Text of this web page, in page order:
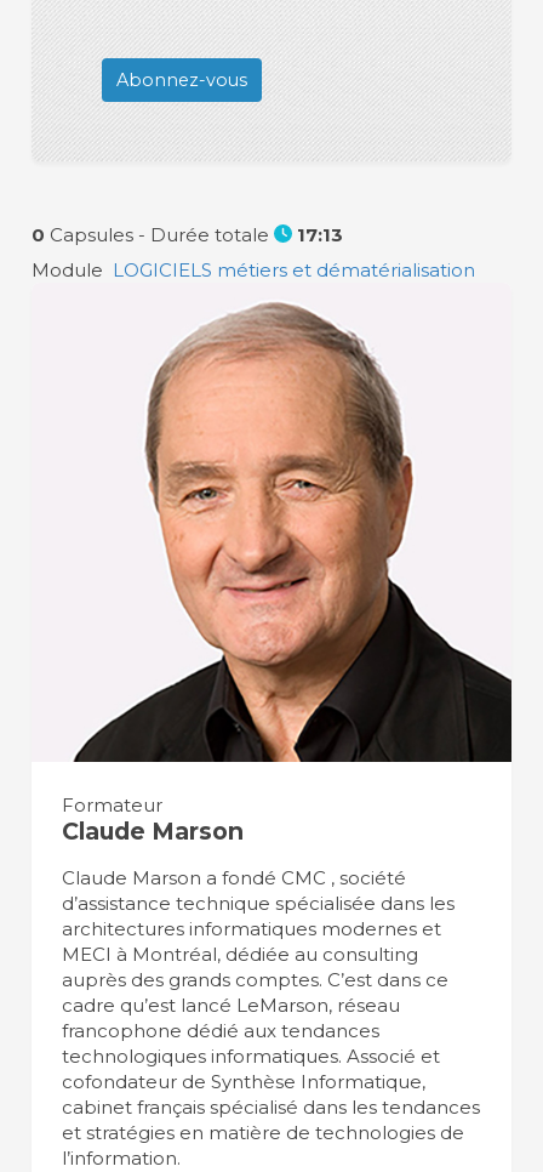
Abonnez-vous
Formateur
Claude Marson
Claude Marson a fondé CMC , société
d’assistance technique spécialisée dans les
architectures informatiques modernes et
MECI à Montréal, dédiée au consulting
auprès des grands comptes. C’est dans ce
cadre qu’est lancé LeMarson, réseau
francophone dédié aux tendances
technologiques informatiques. Associé et
cofondateur de Synthèse Informatique,
cabinet français spécialisé dans les tendances
et stratégies en matière de technologies de
l’information.
0 Capsules - Durée totale
17:13
Module LOGICIELS métiers et dématérialisation